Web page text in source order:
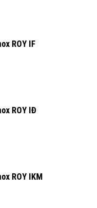
ROY IF
ROY IĐ
ROY IKM